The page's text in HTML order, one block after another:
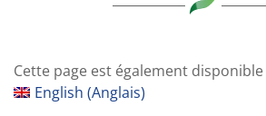
Cette page est également disponible
English (Anglais)